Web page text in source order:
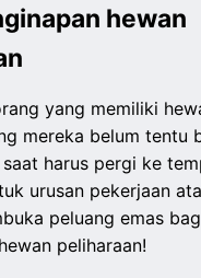
hewan
yang memiliki
mereka belum tentu
harus pergi ke
urusan pekerjaan
peluang emas
peliharaan!